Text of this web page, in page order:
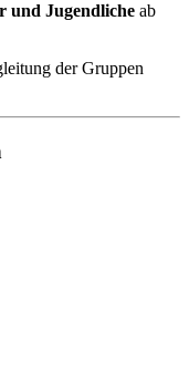
und Jugendliche ab
der Gruppen